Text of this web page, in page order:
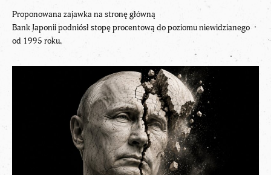
Proponowana zajawka na stronę główną
Bank Japonii podniósł stopę procentową do poziomu niewidzianego
od 1995 roku.